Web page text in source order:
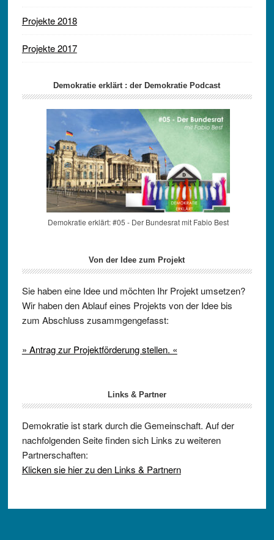
Projekte 2018
Projekte 2017
Demokratie erklärt : der Demokratie Podcast
Demokratie erklärt: #05 - Der Bundesrat mit Fabio Best
Von der Idee zum Projekt
Sie haben eine Idee und möchten Ihr Projekt umsetzen?
Wir haben den Ablauf eines Projekts von der Idee bis
zum Abschluss zusammgengefasst:
» Antrag zur Projektförderung stellen. «
Links & Partner
Demokratie ist stark durch die Gemeinschaft. Auf der
nachfolgenden Seite finden sich Links zu weiteren
Partnerschaften:
Klicken sie hier zu den Links & Partnern